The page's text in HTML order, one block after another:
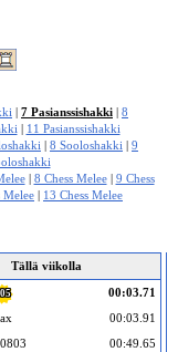
| 7 Pasianssishakki | 8
| 11 Pasianssishakki
| 8 Sooloshakki | 9
| 8 Chess Melee| 9 Chess
Melee | 13 Chess Melee
Tällä viikolla
00:03.71
00:03.91
00:49.65